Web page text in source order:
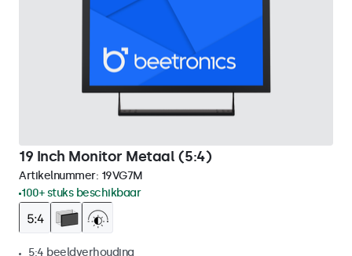
19 Inch Monitor Metaal (5:4)
Artikelnummer: 19VG7M
100+ stuks beschikbaar
5:4 beeldverhouding